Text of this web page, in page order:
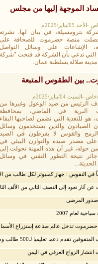
الموجهة إليها من مجلس
2025م
بترومسيلة، في بيان لها، نشرته
منصة حضرموت للصحافة على
الإشاعات على وسائل التواصل
التي تدعي بأن الشركة قد فتحت "شركة
صلالة بسلطنة عمان.
بين الطقوس المتبعة
04/يناير/2025م
الرئيس من صيد الوعول وغيرها من
البرية في الماضي، بمحافظة
هو للتغذية التي تضمن لصاحبها البقاء
الصيادون والذين يستخدمون وسائل
والقوس لا يفرطون في الصيد
مصدر صيده والتوازن البيئي في
من حوله، غير أن هذه المهنة تحولت إلى
نتيجة التطور التقني في وسائل
الحديثة...
في النفوس : جهاز كمبيوتر لكل طالب من
تعود إلى النصف الثاني من الألف
صدور المرضى
لعام 2007
تدخل عالم صناعة إستزراع
وطالبة و3483 مريضا استفادوا من خدمات الطبيب الزائر
الزواج العرفي في اليمن